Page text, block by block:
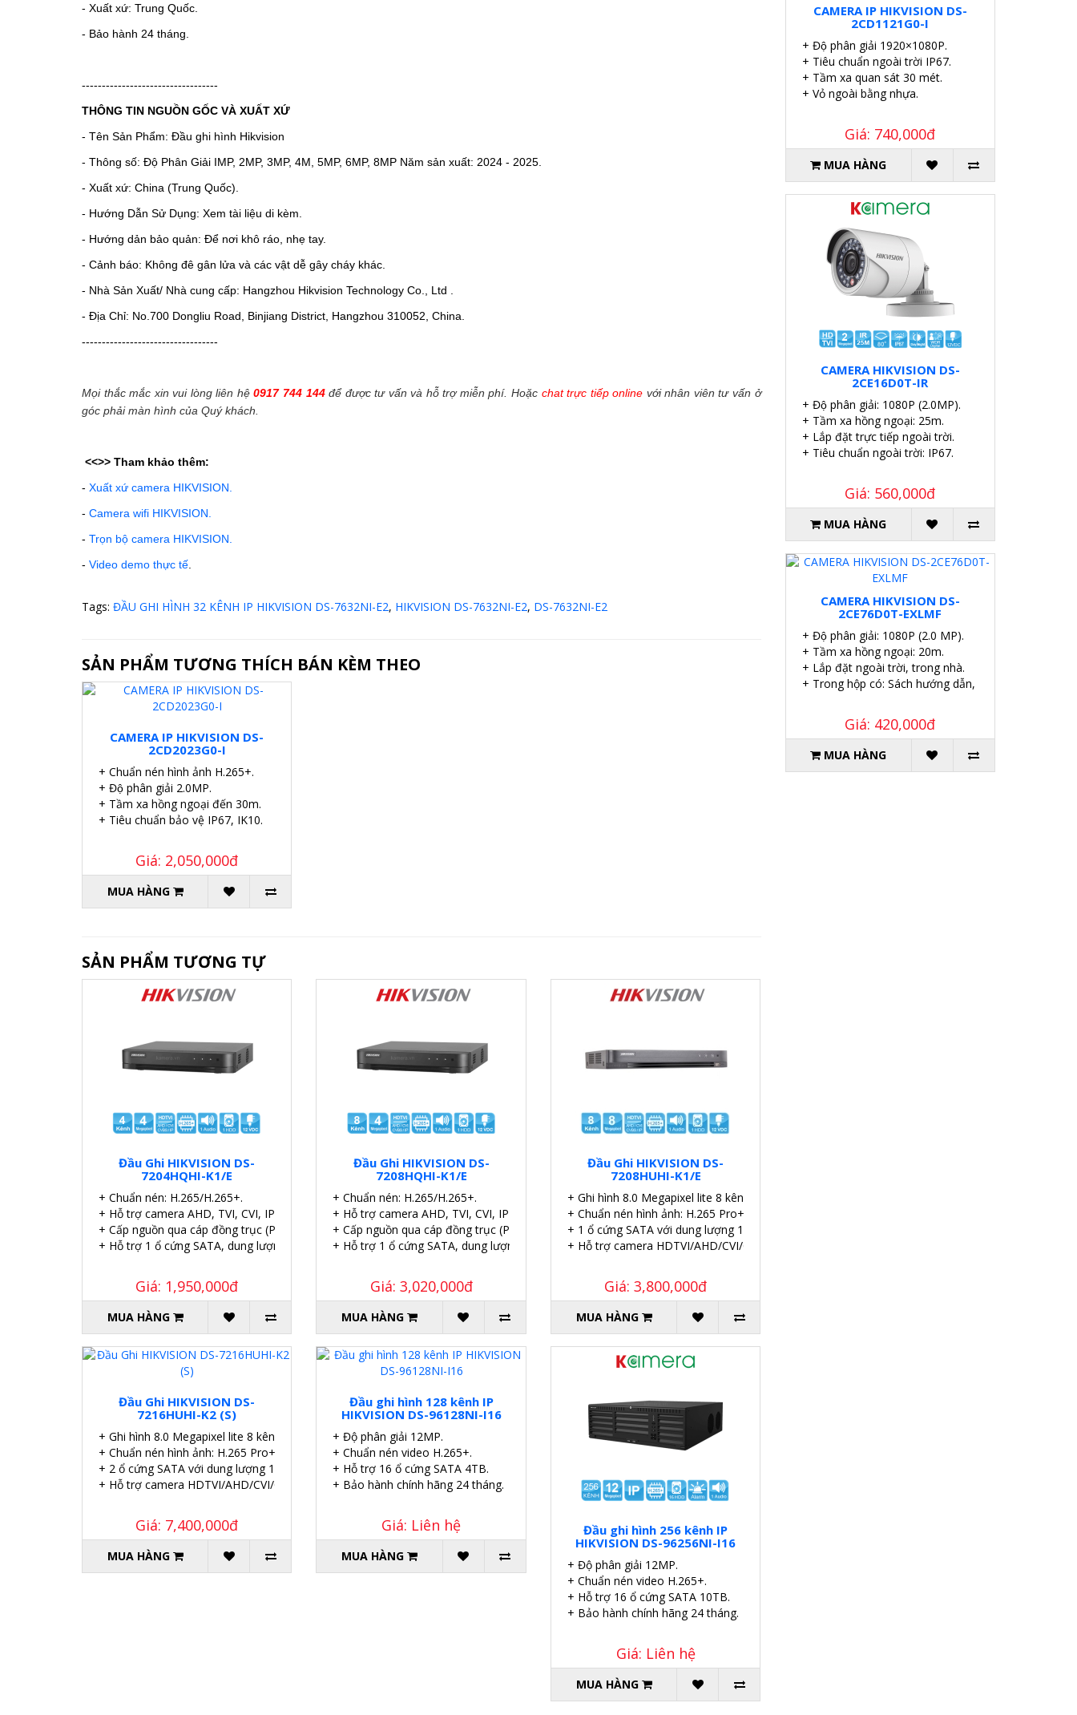
- Xuất xứ: Trung Quốc.
- Bảo hành 24 tháng.
----------------------------------
THÔNG TIN NGUỒN GỐC VÀ XUẤT XỨ
- Tên Sản Phẩm: Đầu ghi hình Hikvision
- Thông số: Độ Phân Giải IMP, 2MP, 3MP, 4M, 5MP, 6MP, 8MP Năm sản xuất: 2024 - 2025.
- Xuất xứ: China (Trung Quốc).
- Hướng Dẫn Sử Dụng: Xem tài liệu di kèm.
- Hướng dản bảo quản: Để nơi khô ráo, nhẹ tay.
- Cảnh báo: Không đê gân lửa và các vật dễ gây cháy khác.
- Nhà Sản Xuất/ Nhà cung cấp: Hangzhou Hikvision Technology Co., Ltd .
- Địa Chỉ: No.700 Dongliu Road, Binjiang District, Hangzhou 310052, China.
----------------------------------
Mọi thắc mắc xin vui lòng liên hệ0917 744 144để được tư vấn và hỗ trợ miễn phí. Hoặc chat trực tiếp online với nhân viên tư vấn ở
góc phải màn hình của Quý khách.
<<>> Tham khảo thêm:
- Xuất xứ camera HIKVISION.
- Camera wifi HIKVISION.
- Trọn bộ camera HIKVISION.
- Video demo thực tế
Tags: ĐẦU GHI HÌNH 32 KÊNH IP HIKVISION DS-7632NI-E2, HIKVISION DS-7632NI-E2, DS-7632NI-E2
SẢN PHẨM TƯƠNG THÍCH BÁN KÈM THEO
CAMERA IP HIKVISION DS-
2CD2023G0-I
+ Chuẩn nén hình ảnh H.265+.
+ Độ phân giải 2.0MP.
+ Tầm xa hồng ngoại đến 30m.
+ Tiêu chuẩn bảo vệ IP67, IK10.
Giá: 2,050,000đ
MUA HÀNG
SẢN PHẨM TƯƠNG TỰ
Đầu Ghi HIKVISION DS-
7204HQHI-K1/E
+ Chuẩn nén: H.265/H.265+.
+ Hỗ trợ camera AHD, TVI, CVI, IP
+ Cấp nguồn qua cáp đồng trục (PoC).
+ Hỗ trợ 1 ổ cứng SATA, dung lượng 6TB.
Giá: 1,950,000đ
MUA HÀNG
Đầu Ghi HIKVISION DS-
7208HQHI-K1/E
+ Chuẩn nén: H.265/H.265+.
+ Hỗ trợ camera AHD, TVI, CVI, IP
+ Cấp nguồn qua cáp đồng trục (PoC).
+ Hỗ trợ 1 ổ cứng SATA, dung lượng 6TB.
Giá: 3,020,000đ
MUA HÀNG
Đầu Ghi HIKVISION DS-
7208HUHI-K1/E
+ Ghi hình 8.0 Megapixel lite 8 kênh.
+ Chuẩn nén hình ảnh: H.265 Pro+/H.265 Pro.
+ 1 ổ cứng SATA với dung lượng 10TB.
+ Hỗ trợ camera HDTVI/AHD/CVI/CVBS/IP.
Giá: 3,800,000đ
MUA HÀNG
Đầu Ghi HIKVISION DS-
7216HUHI-K2 (S)
+ Ghi hình 8.0 Megapixel lite 8 kênh.
+ Chuẩn nén hình ảnh: H.265 Pro+/H.265 Pro.
+ 2 ổ cứng SATA với dung lượng 10TB.
+ Hỗ trợ camera HDTVI/AHD/CVI/CVBS/IP.
Giá: 7,400,000đ
MUA HÀNG
Đầu ghi hình 128 kênh IP
HIKVISION DS-96128NI-I16
+ Độ phân giải 12MP.
+ Chuẩn nén video H.265+.
+ Hỗ trợ 16 ổ cứng SATA 4TB.
+ Bảo hành chính hãng 24 tháng.
Giá: Liên hệ
MUA HÀNG
Đầu ghi hình 256 kênh IP
HIKVISION DS-96256NI-I16
+ Độ phân giải 12MP.
+ Chuẩn nén video H.265+.
+ Hỗ trợ 16 ổ cứng SATA 10TB.
+ Bảo hành chính hãng 24 tháng.
Giá: Liên hệ
MUA HÀNG
CAMERA IP HIKVISION DS-
2CD1121G0-I
+ Độ phân giải 1920×1080P.
+ Tiêu chuẩn ngoài trời IP67.
+ Tầm xa quan sát 30 mét.
+ Vỏ ngoài bằng nhựa.
Giá: 740,000đ
MUA HÀNG
CAMERA HIKVISION DS-
2CE16D0T-IR
+ Độ phân giải: 1080P (2.0MP).
+ Tầm xa hồng ngoại: 25m.
+ Lắp đặt trực tiếp ngoài trời.
+ Tiêu chuẩn ngoài trời: IP67.
Giá: 560,000đ
MUA HÀNG
CAMERA HIKVISION DS-
2CE76D0T-EXLMF
+ Độ phân giải: 1080P (2.0 MP).
+ Tầm xa hồng ngoại: 20m.
+ Lắp đặt ngoài trời, trong nhà.
+ Trong hộp có: Sách hướng dẫn, Ốc vít tắc kê.
Giá: 420,000đ
MUA HÀNG